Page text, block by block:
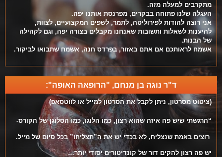
מתקרבים למעלה מזה.
העגלה שלנו פתוחה בבקרים, מפרנסת אותנו יפה.
אני רוצה להודות לפירוליטה, לתמר, לשפים המקצועיים, לצוות,
להיענות לשאלות ותשובות שאנחנו מקבלים בצורה יפה, וגם לקהילה
של הבנות.
אשמח לראותכם אם אתם באזור, בפרדס חנה, אשמח שתבואו לביקור.
ד"ר נוגה בן מנחם, "הרופאה האופה":
(ציטוט מסרטון, ניתן לקבל את הסרטון למייל או לווטסאפ)
“הרגשתי שיש פה איזה שהוא רצון, כמו הלוגו, כמו הסלוגן של הקורס-
רוצים באמת שנצליח, לא בכדי יש את ה”תצליחו” בכל סיום של מייל.
יש פה רצון להקים דור של קונדיטורים יסודי יותר…